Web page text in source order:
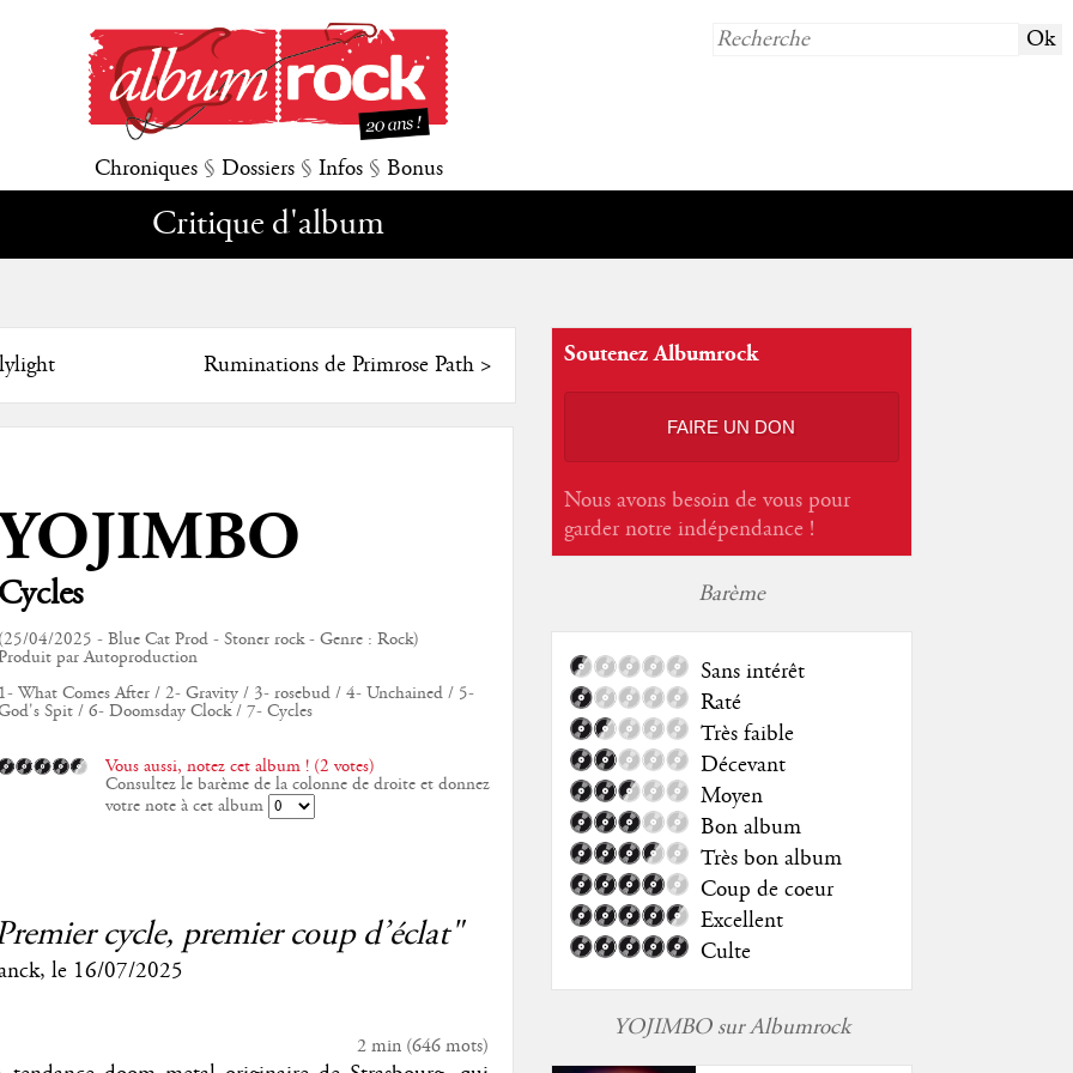
Chroniques § Dossiers § Infos § Bonus
Critique d'album
Ruminations de Primrose Path>
04/2025 - Blue Cat Prod - Stoner rock - Genre : Rock)
par Autoproduction
What Comes After / 2- Gravity / 3- rosebud / 4- Unchained / 5-
Spit / 6- Doomsday Clock / 7- Cycles
Vous aussi, notez cet album ! (2 votes)
Consultez le barème de la colonne de droite et donnez
votre note à cet album
cycle, premier coup d’éclat"
, le 16/07/2025
2 min(646mots)
Soutenez Albumrock
FAIRE UN DON
Nous avons besoin de vous pour
garder notre indépendance !
Barème
Sans intérêt
Raté
Très faible
Décevant
Moyen
Bon album
Très bon album
Coup de coeur
Excellent
Culte
YOJIMBO sur Albumrock